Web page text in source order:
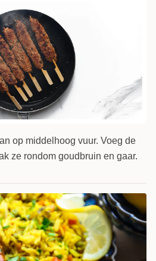
op middelhoog vuur. Voeg de
ze rondom goudbruin en gaar.